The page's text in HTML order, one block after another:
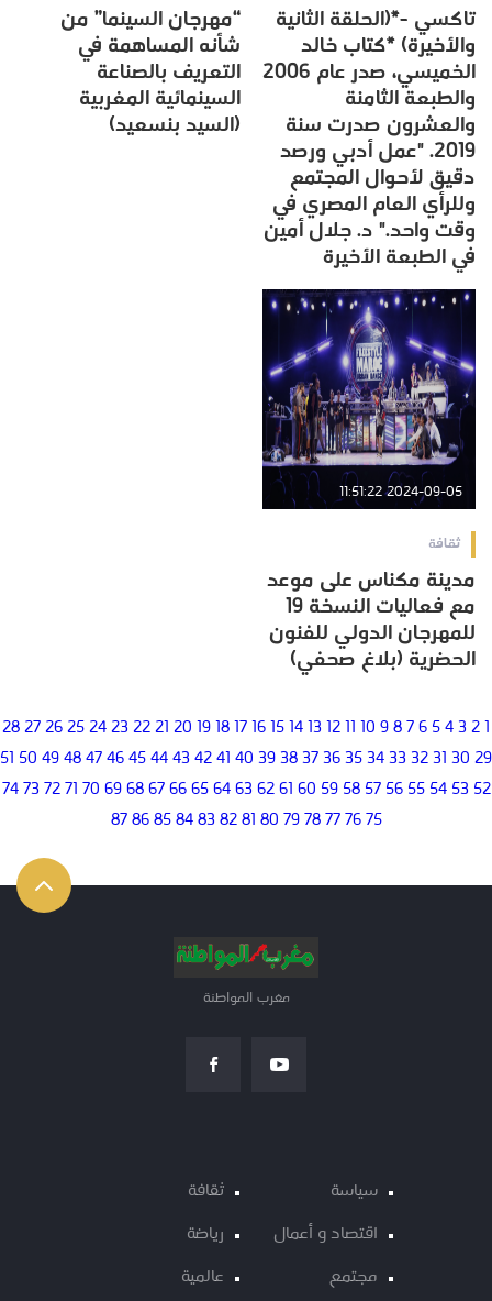
تاكسي -*(الحلقة الثانية
والأخيرة) *كتاب خالد
الخميسي، صدر عام 2006
والطبعة الثامنة
والعشرون صدرت سنة
2019. "عمل أدبي ورصد
دقيق لأحوال المجتمع
وللرأي العام المصري في
وقت واحد." د. جلال أمين
في الطبعة الأخيرة
“مهرجان السينما” من
شأنه المساهمة في
التعريف بالصناعة
السينمائية المغربية
(السيد بنسعيد)
2024-09-05 11:51:22
ثقافة
مدينة مكناس على موعد
مع فعاليات النسخة 19
للمهرجان الدولي للفنون
الحضرية (بلاغ صحفي)
1
2
3
4
5
6
7
8
9
10
11
12
13
14
15
16
17
18
19
20
21
22
23
24
25
26
27
28
29
30
31
32
33
34
35
36
37
38
39
40
41
42
43
44
45
46
47
48
49
50
51
52
53
54
55
56
57
58
59
60
61
62
63
64
65
66
67
68
69
70
71
72
73
74
75
76
77
78
79
80
81
82
83
84
85
86
87
مغرب المواطنة
سياسة
اقتصاد و أعمال
مجتمع
ثقافة
رياضة
عالمية